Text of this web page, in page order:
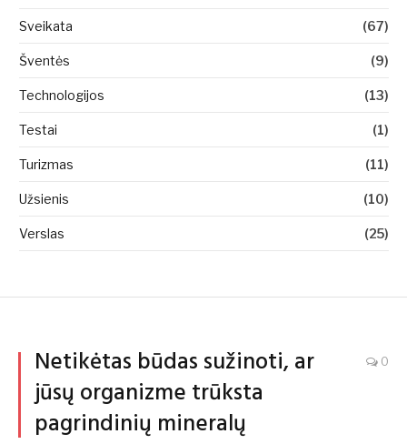
Sveikata (67)
Šventės (9)
Technologijos (13)
Testai (1)
Turizmas (11)
Užsienis (10)
Verslas (25)
Netikėtas būdas sužinoti, ar
jūsų organizme trūksta
pagrindinių mineralų
0